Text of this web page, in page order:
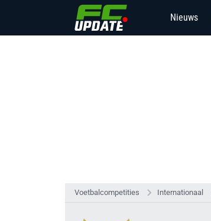
Nieuws
Voetbalcompetities Internationaal